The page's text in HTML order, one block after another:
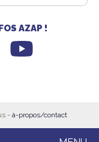
AZAP !
- à-propos/contact